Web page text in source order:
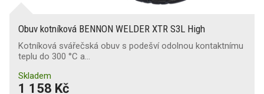
Obuv kotníková BENNON WELDER XTR S3L High
Kotníková svářečská obuv s podešví odolnou kontaktnímu
teplu do 300 °C a…
Skladem
1 158 Kč